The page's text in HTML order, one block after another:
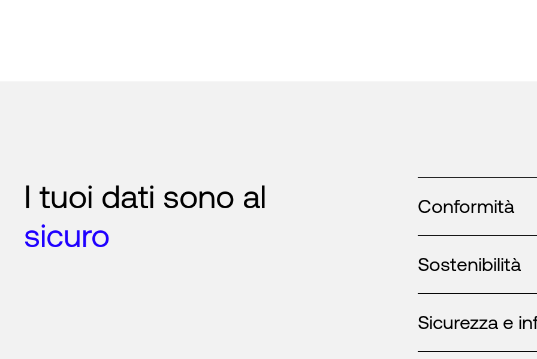
I tuoi dati sono al
sicuro
Conformità
Sostenibilità
Sicurezza e